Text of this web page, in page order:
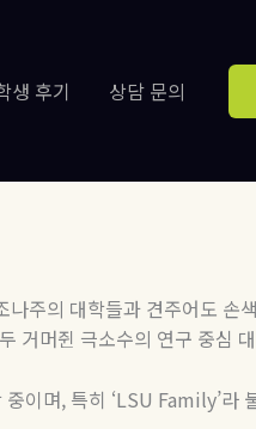
생 후기 상담 문의
나주의 대학들과 견주어도 손
거머쥔 극소수의 연구 중심
중이며, 특히 ‘LSU Family’라